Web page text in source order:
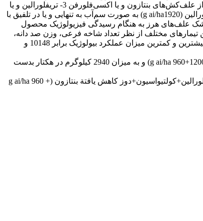
اکسی‌فلورفن (g ai/ha360) بترتیب به صورت‌های پیش‌کاشت، پیش‌رویشی و پس‌رویشی 2- تریفلورالین و یا آلاکلر در تلفیق با کولتیواسیون و یا یکی از علف‌کش‌های بنتازون و یا اکسی‌فلورفن 3- تریفلورالین و یا
آلاکلر در تلفیق با کولتیواسیون و میزان کاهش یافته‌ی یکی از علف‌کش‌های بنتازون (g ai/ha960) و یا اکسی‌فلورفن (g ai/ha 288) 4- علف‌کش تریفلورالین (g ai/ha1920) به صورت سم‌آب به تنهایی و یا در تلفیق با
نظر کاهش وزن خشک علف‌های هرز به هنگام رسیدگی فیزیولوژیک محصول
خود اختصاص داده بودند. بین تیمارهای مختلف از نظر تعداد شاخه فرعی، وزن صد دانه،
تعداد غلاف در بوته، عملکرد دانه، عملکرد بیولوژیک و شاخص برداشت در سطح 1% و تعداد دانه در غلاف در سطح 5% تفاوت معنی‌داری دیده شد. بیشترین و کمترین میزان عملکرد بیولوژیک برابر 10148 و
(g ai/ha 1200) و آلاکلر+کولتواسیون+دوز کاهش یافته اکسی‌فلورفن (g ai/ha 288+2400) بدست آمد. بیشترین عملکرد دانه از تریفلورالین+بنتازون (g ai/ha 960+‌1200) و به میزان 2940 کیلوگرم در هکتار بدست
(g ai/ha 960+360) بدست آمد. تیمارهای مؤثر به لحاظ کنترل مطلوب علف‌های هرز و عملکرد بالا، تریفلورالین+بنتازون (g ai/ha 960 + 1200) و تریفلورالین+کولتیواسیون+دوز کاهش یافتة بنتازون (g ai/ha 960 +